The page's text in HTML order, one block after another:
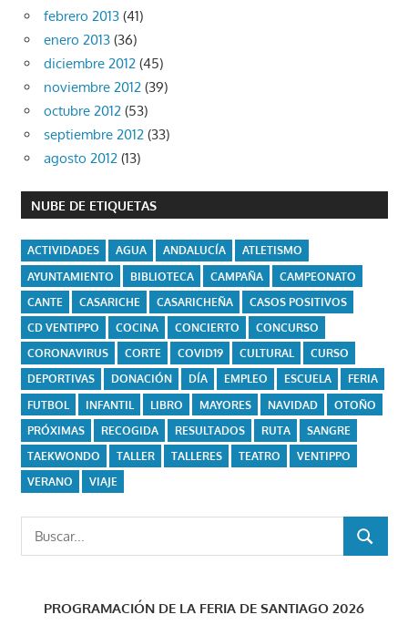
febrero 2013 (41)
enero 2013 (36)
diciembre 2012 (45)
noviembre 2012 (39)
octubre 2012 (53)
septiembre 2012 (33)
agosto 2012 (13)
NUBE DE ETIQUETAS
ACTIVIDADES AGUA ANDALUCÍA
ATLETISMO
AYUNTAMIENTO
BIBLIOTECA CAMPAÑA
CAMPEONATO
CANTE
CASARICHE CASARICHEÑA
CASOS POSITIVOS
CD VENTIPPO
COCINA CONCIERTO
CONCURSO
CORONAVIRUS
CORTE COVID19 CULTURAL
CURSO
DEPORTIVAS
DONACIÓN DÍA EMPLEO ESCUELA
FERIA
FUTBOL
INFANTIL LIBRO MAYORES NAVIDAD
OTOÑO
PRÓXIMAS
RECOGIDA RESULTADOS RUTA
SANGRE
TAEKWONDO
TALLER TALLERES TEATRO
VENTIPPO
VERANO
VIAJE
Buscar:
BUSCAR
PROGRAMACIÓN DE LA FERIA DE SANTIAGO 2026